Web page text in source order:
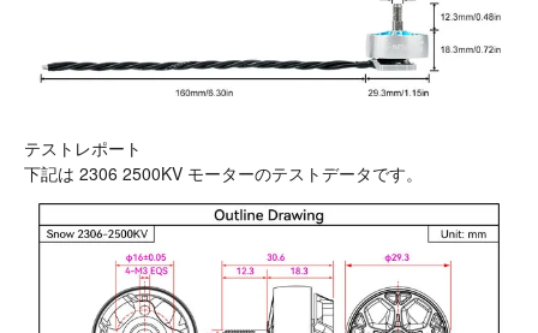
テストレポート
下記は 2306 2500KV モーターのテストデータです。